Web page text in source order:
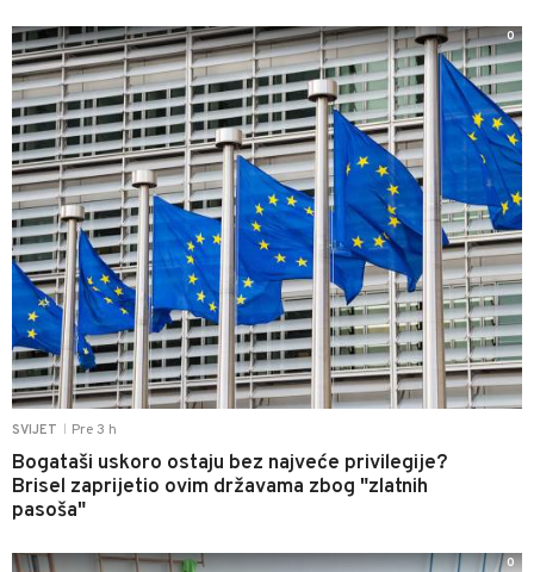
SVIJET Pre 3 h
Bogataši uskoro ostaju bez najveće privilegije?
Brisel zaprijetio ovim državama zbog "zlatnih
pasoša"
0
0